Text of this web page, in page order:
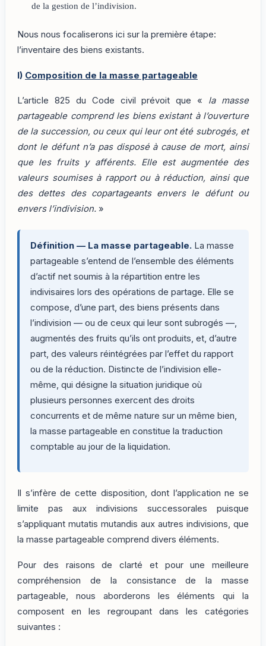
de la gestion de l’indivision.
Nous nous focaliserons ici sur la première étape:
l’inventaire des biens existants.
I) Composition de la masse partageable
L’article 825 du Code civil prévoit que « la masse
partageable comprend les biens existant à l’ouverture
de la succession, ou ceux qui leur ont été subrogés, et
dont le défunt n’a pas disposé à cause de mort, ainsi
que les fruits y afférents. Elle est augmentée des
valeurs soumises à rapport ou à réduction, ainsi que
des dettes des copartageants envers le défunt ou
envers l’indivision. »
Définition — La masse partageable. La masse
partageable s’entend de l’ensemble des éléments
d’actif net soumis à la répartition entre les
indivisaires lors des opérations de partage. Elle se
compose, d’une part, des biens présents dans
l’indivision — ou de ceux qui leur sont subrogés —,
augmentés des fruits qu’ils ont produits, et, d’autre
part, des valeurs réintégrées par l’effet du rapport
ou de la réduction. Distincte de l’indivision elle-
même, qui désigne la situation juridique où
plusieurs personnes exercent des droits
concurrents et de même nature sur un même bien,
la masse partageable en constitue la traduction
comptable au jour de la liquidation.
Il s’infère de cette disposition, dont l’application ne se
limite pas aux indivisions successorales puisque
s’appliquant mutatis mutandis aux autres indivisions, que
la masse partageable comprend divers éléments.
Pour des raisons de clarté et pour une meilleure
compréhension de la consistance de la masse
partageable, nous aborderons les éléments qui la
composent en les regroupant dans les catégories
suivantes :